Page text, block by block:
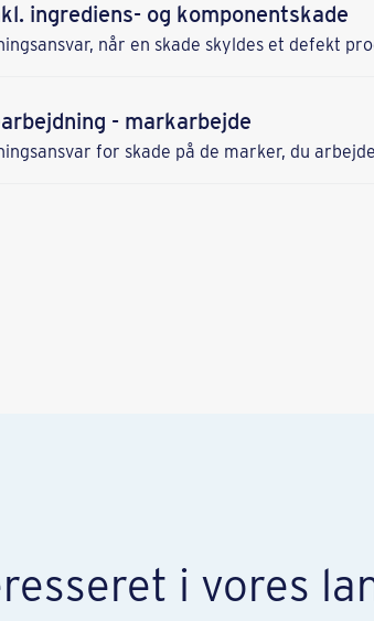
ingrediens- og komponentskade
når en skade skyldes et defekt
- markarbejde
for skade på de marker, du
i vores